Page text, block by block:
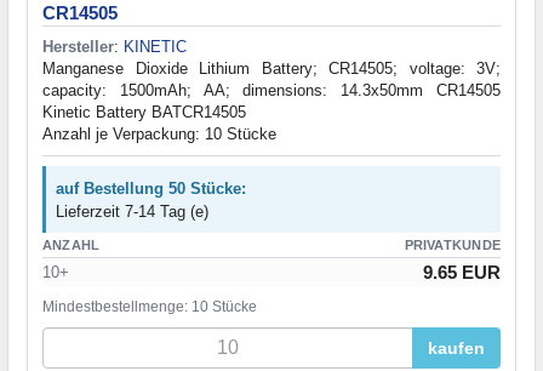
CR14505
Hersteller: KINETIC
Manganese Dioxide Lithium Battery; CR14505; voltage: 3V;
capacity: 1500mAh; AA; dimensions: 14.3x50mm CR14505
Kinetic Battery BATCR14505
Anzahl je Verpackung: 10 Stücke
auf Bestellung 50 Stücke:
Lieferzeit 7-14 Tag (e)
ANZAHL PRIVATKUNDE
10+ 9.65 EUR
Mindestbestellmenge: 10 Stücke
kaufen